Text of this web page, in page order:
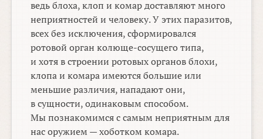
ведь блоха, клоп и комар доставляют много
неприятностей и человеку. У этих паразитов,
всех без исключения, сформировался
ротовой орган колюще-сосущего типа,
и хотя в строении ротовых органов блохи,
клопа и комара имеются большие или
меньшие различия, нападают они,
в сущности, одинаковым способом.
Мы познакомимся с самым неприятным для
нас оружием — хоботком комара.